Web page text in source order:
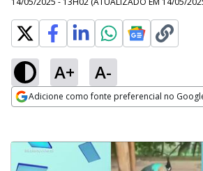
A+ A-
Adicione como fonte preferencial no